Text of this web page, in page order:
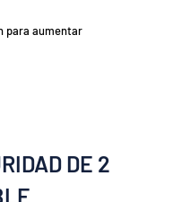
para aumentar
DE 2